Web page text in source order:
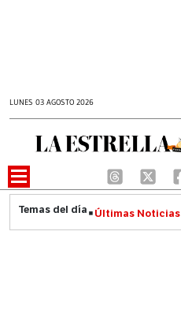
LUNES 03 AGOSTO 2026
Últimas Noticias